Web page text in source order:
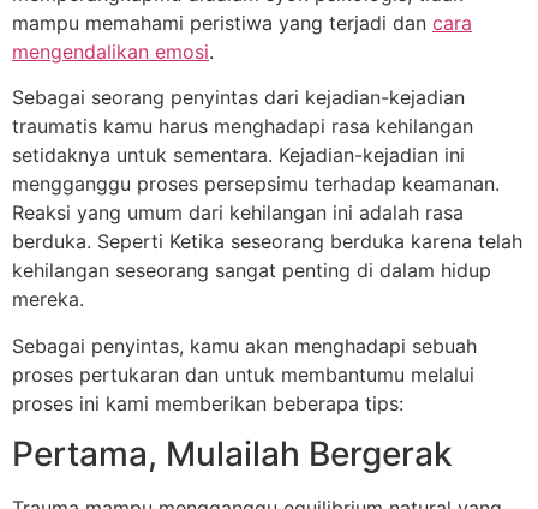
mampu memahami peristiwa yang terjadi dan cara
mengendalikan emosi.
Sebagai seorang penyintas dari kejadian-kejadian
traumatis kamu harus menghadapi rasa kehilangan
setidaknya untuk sementara. Kejadian-kejadian ini
mengganggu proses persepsimu terhadap keamanan.
Reaksi yang umum dari kehilangan ini adalah rasa
berduka. Seperti Ketika seseorang berduka karena telah
kehilangan seseorang sangat penting di dalam hidup
mereka.
Sebagai penyintas, kamu akan menghadapi sebuah
proses pertukaran dan untuk membantumu melalui
proses ini kami memberikan beberapa tips:
Pertama, Mulailah Bergerak